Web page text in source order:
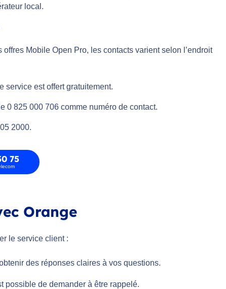
local.
Mobile Open Pro, les contacts varient selon l’endroit
service est offert gratuitement.
0 825 000 706 comme numéro de contact.
2000.
75
Orange
le service client :
des réponses claires à vos questions.
possible de demander à être rappelé.